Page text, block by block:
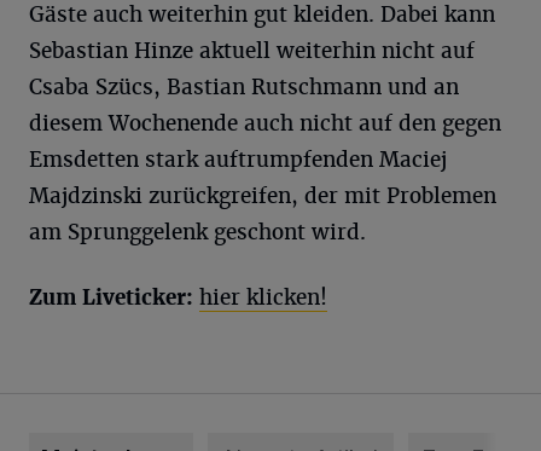
Gäste auch weiterhin gut kleiden. Dabei kann
Sebastian Hinze aktuell weiterhin nicht auf
Csaba Szücs, Bastian Rutschmann und an
diesem Wochenende auch nicht auf den gegen
Emsdetten stark auftrumpfenden Maciej
Majdzinski zurückgreifen, der mit Problemen
am Sprunggelenk geschont wird.
Zum Liveticker: hier klicken!